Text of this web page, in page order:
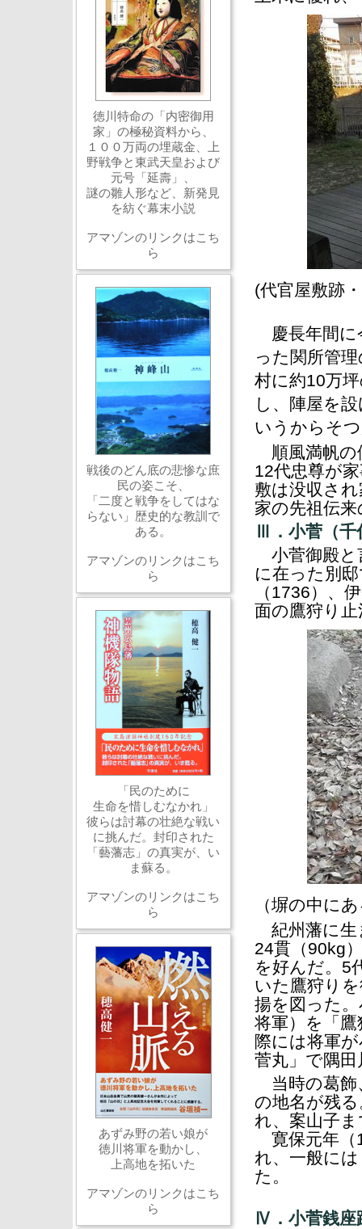
(代官屋敷跡
慶長年間に
った関所管
村に約10万
し、陣屋を
いうからそ
順風満帆の
12代忠尊が
敷は没収さ
家の先祖伝
Ⅲ．小菅（千
小菅御殿と
に在った別
（1736）、
面の鷹狩り
（塀の中に
紀州藩に生
24貫（90kg
を好んだ。5
いた鷹狩り
揚を図った
将軍）を「
際には将軍
菅丸」で隅
当時の葛飾
の地名が残
れ、案山子
寛保元年（
れ、一般に
た。
Ⅳ．小菅銭座
徳川特命の「内密御用
家」の極秘資料から、
１００万両の埋蔵金、上
野戦争と東武天皇および
元号「延壽」、
謎の雛人形など、新発見
を紡ぐ幕末小説
アマゾンのリンクはこち
ら
戦後のどん底の悲惨な庶
民の姿こそ、
「二度と戦争をしてはな
らない」歴史的な教訓で
ある。
アマゾンのリンクはこち
ら
「民のために
生命を惜しむなかれ」
彼らは討幕の壮絶な戦い
に挑んだ。封印された
「藝藩志」の真実が、い
ま蘇る。
アマゾンのリンクはこち
ら
あずみ野の若い娘が
徳川将軍を動かし、
上高地を拓いた
アマゾンのリンクはこち
ら